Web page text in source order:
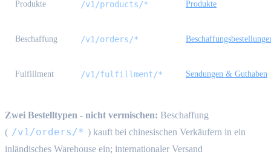
Produkte /v1/products/* Produkte
Beschaffung /v1/orders/*
Fulfillment /v1/fulfillment/* Sendungen & Guthaben
Zwei Bestelltypen - nicht vermischen: Beschaffung
( /v1/orders/* ) kauft bei chinesischen Verkäufern in ein
inländisches Warehouse ein; internationaler Versand